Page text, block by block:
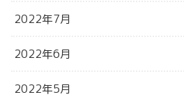
2022年7月
2022年6月
2022年5月